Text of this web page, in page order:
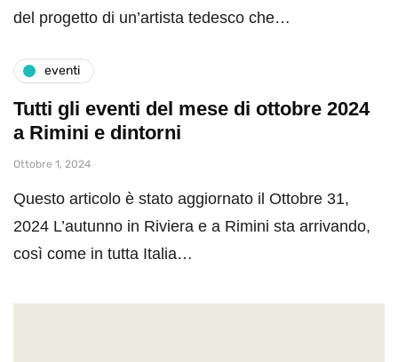
del progetto di un’artista tedesco che…
eventi
Tutti gli eventi del mese di ottobre 2024
a Rimini e dintorni
Ottobre 1, 2024
Questo articolo è stato aggiornato il Ottobre 31,
2024 L’autunno in Riviera e a Rimini sta arrivando,
così come in tutta Italia…